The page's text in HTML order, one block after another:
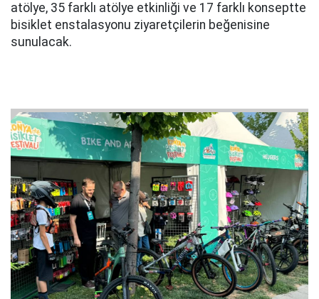
atölye, 35 farklı atölye etkinliği ve 17 farklı konseptte
bisiklet enstalasyonu ziyaretçilerin beğenisine
sunulacak.